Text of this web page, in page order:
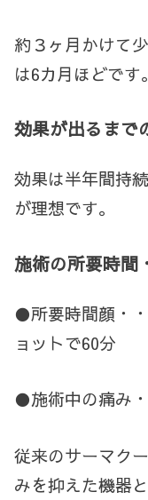
約３ヶ月かけて
は6カ月ほどです。
効果が出るまで
効果は半年間持
が理想です。
施術の所要時間
●所要時間顔・
ョットで60分
●施術中の痛み・
従来のサーマク
みを抑えた機器